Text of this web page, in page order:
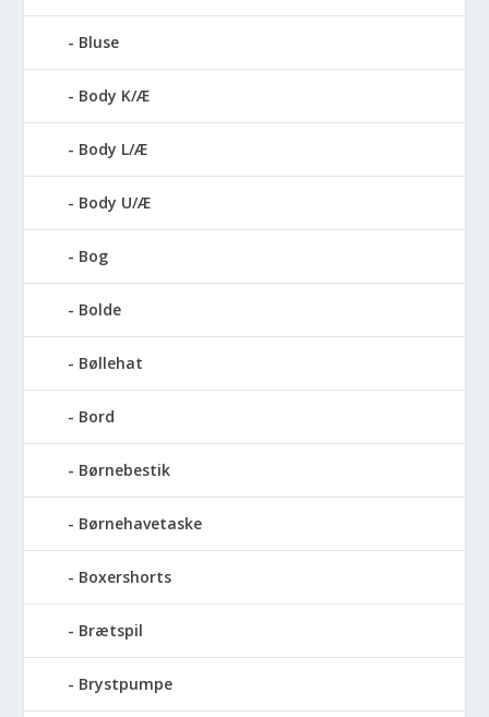
Bluse
Body K/Æ
Body L/Æ
Body U/Æ
Bog
Bolde
Bøllehat
Bord
Børnebestik
Børnehavetaske
Boxershorts
Brætspil
Brystpumpe